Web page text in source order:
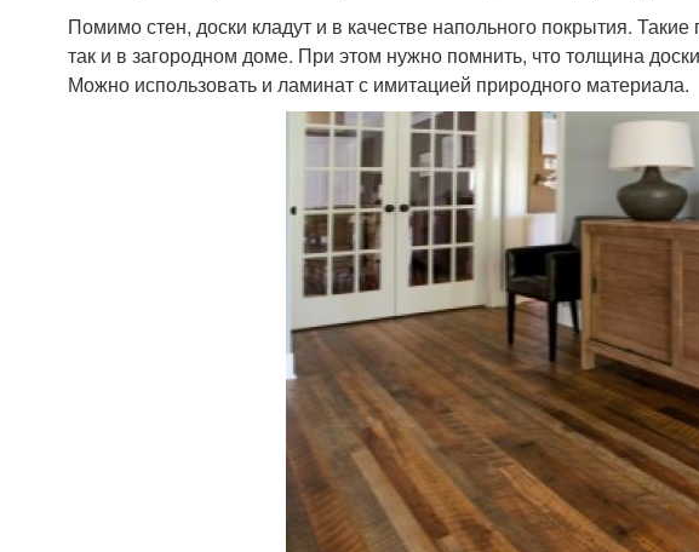
Помимо стен, доски кладут и в качестве напольного покрытия.
так и в загородном доме. При этом нужно помнить, что толщина
Можно использовать и ламинат с имитацией природного материала.